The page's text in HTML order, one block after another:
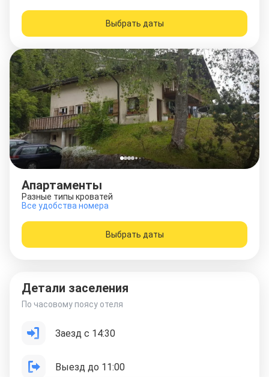
Выбрать даты
Апартаменты
Разные типы кроватей
Все удобства номера
Выбрать даты
Детали заселения
По часовому поясу отеля
Заезд с 14:30
Выезд до 11:00